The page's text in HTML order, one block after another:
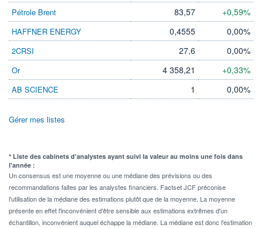
Pétrole Brent 83,57 +0,59%
HAFFNER ENERGY 0,4555 0,00%
2CRSI 27,6 0,00%
Or 4 358,21 +0,33%
AB SCIENCE 1 0,00%
Gérer mes listes
* Liste des cabinets d'analystes ayant suivi la valeur au moins une fois dans
l'année :
Un consensus est une moyenne ou une médiane des prévisions ou des
recommandations faites par les analystes financiers. Factset JCF préconise
l'utilisation de la médiane des estimations plutôt que de la moyenne. La moyenne
présente en effet l'inconvénient d'être sensible aux estimations extrêmes d'un
échantillon, inconvénient auquel échappe la médiane. La médiane est donc l'estimation